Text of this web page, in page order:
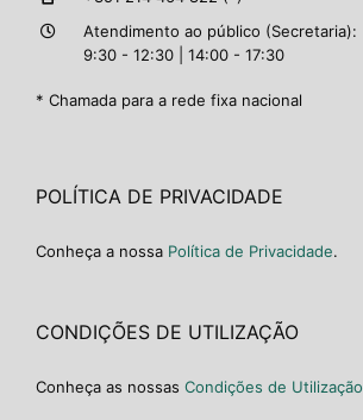
Atendimento ao público (Secretaria):
9:30 - 12:30 | 14:00 - 17:30
* Chamada para a rede fixa nacional
POLÍTICA DE PRIVACIDADE
Conheça a nossa Política de Privacidade.
CONDIÇÕES DE UTILIZAÇÃO
Conheça as nossas Condições de Utilização